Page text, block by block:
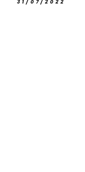
31/07/2022